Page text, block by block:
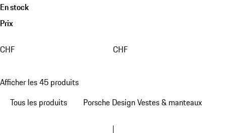
En stock
Prix
CHF CHF
Afficher les 45 produits
Tous les produits
Porsche Design Vestes & manteaux